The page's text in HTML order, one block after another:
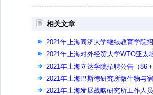
相关文章
2021年上海同济大学继续教育学院
2021年上海对外经贸大学WTO亚太
2021年上海立达学院招聘公告（86＋
2021年上海巴斯德研究所微生物与
招聘公告
2021年上海发展战略研究所工作人